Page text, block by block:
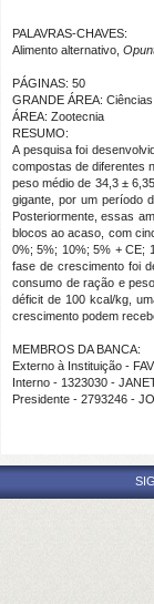
PALAVRAS-CHAVES:
Alimento alternativo,
PÁGINAS: 50
GRANDE ÁREA:
ÁREA: Zootecnia
RESUMO:
A pesquisa foi
compostas de diferentes
peso médio de 34,3 ±
gigante, por um período
Posteriormente, essas
blocos ao acaso, com
0%; 5%; 10%; 5% + CE;
fase de crescimento foi
consumo de ração e
déficit de 100 kcal/kg,
crescimento podem
MEMBROS DA BANCA:
Externo à Instituição -
Interno - 1323030 -
Presidente - 2793246 -